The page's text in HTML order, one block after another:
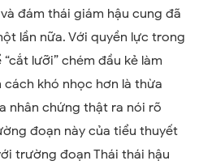
đám thái giám hậu cung đã
lần nữa. Với quyền lực trong
lưỡi” chém đầu kẻ làm
khó nhọc hơn là thừa
nhân chứng thật ra nói rõ
đoạn này của tiểu thuyết
trường đoạn Thái thái hậu